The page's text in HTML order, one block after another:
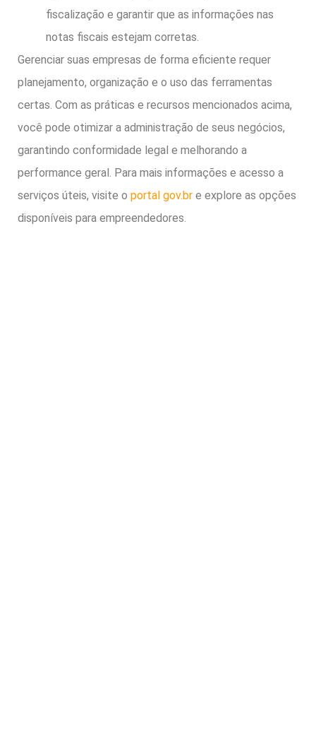
fiscalização e garantir que as informações nas
notas fiscais estejam corretas.
Gerenciar suas empresas de forma eficiente requer
planejamento, organização e o uso das ferramentas
certas. Com as práticas e recursos mencionados acima,
você pode otimizar a administração de seus negócios,
garantindo conformidade legal e melhorando a
performance geral. Para mais informações e acesso a
serviços úteis, visite o portal gov.br e explore as opções
disponíveis para empreendedores.